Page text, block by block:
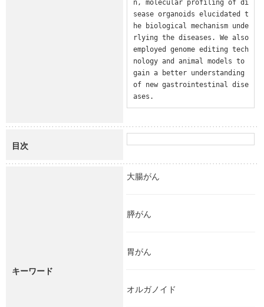
n, molecular profiling of di
sease organoids elucidated t
he biological mechanism unde
rlying the diseases. We also
employed genome editing tech
nology and animal models to
gain a better understanding
of new gastrointestinal dise
ases.
目次
キーワード
大腸がん
膵がん
胃がん
オルガノイド